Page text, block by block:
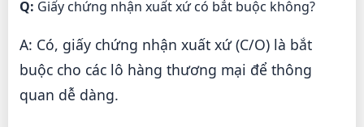
Q: Giấy chứng nhận xuất xứ có bắt buộc không?
A: Có, giấy chứng nhận xuất xứ (C/O) là bắt
buộc cho các lô hàng thương mại để thông
quan dễ dàng.